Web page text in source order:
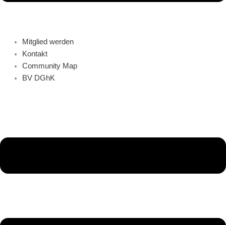
Mitglied werden
Kontakt
Community Map
BV DGhK